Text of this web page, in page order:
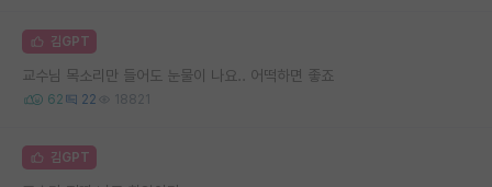
김GPT
교수님 목소리만 들어도 눈물이 나요.. 어떡하면 좋죠
62 22 18821
김GPT